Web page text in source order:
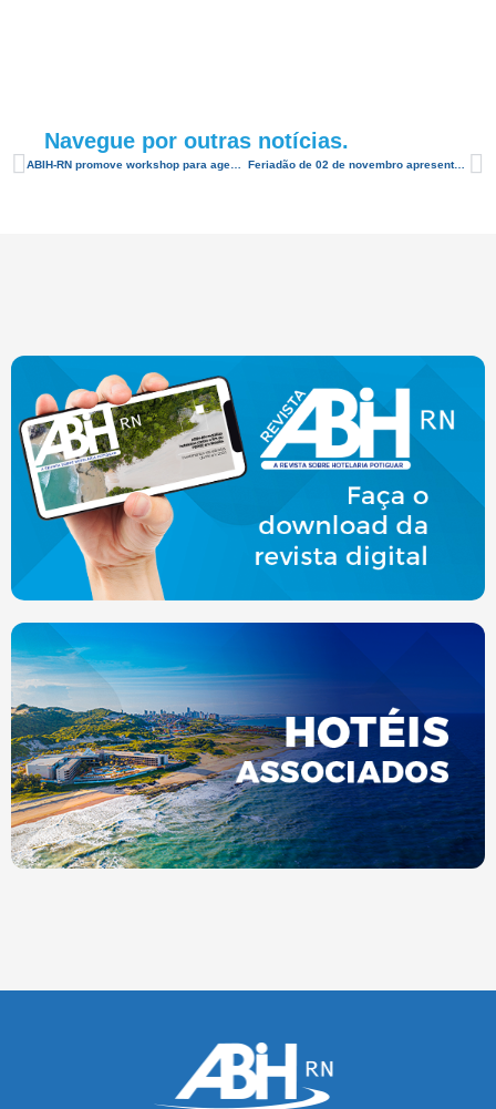
Navegue por outras notícias.
ABIH-RN promove workshop para agentes de viagens de Fortaleza Feriadão de 02 de novembro apresenta alta na ocupação hoteleira em 20%